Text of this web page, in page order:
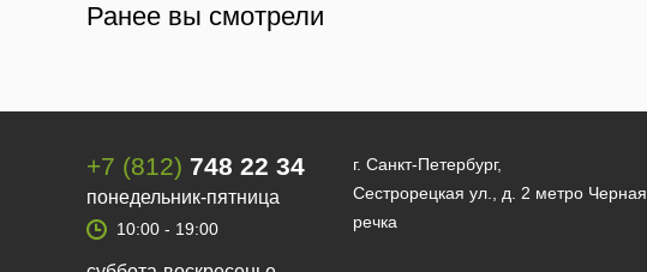
Ранее вы смотрели
+7 (812) 748 22 34
понедельник-пятница
10:00 - 19:00
г. Санкт-Петербург,
Сестрорецкая ул., д. 2 метро Черная
речка